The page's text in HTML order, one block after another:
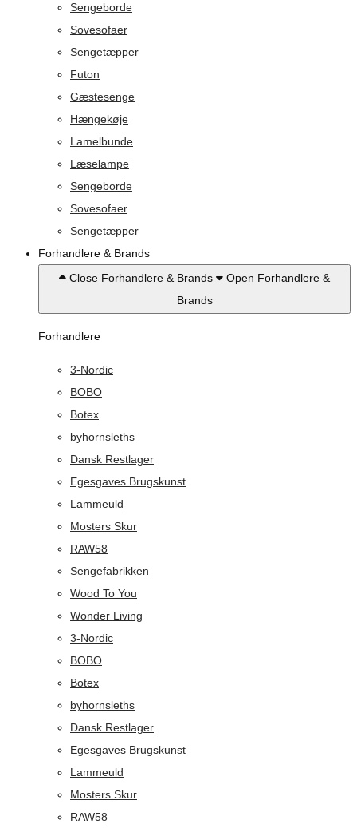
Sengeborde
Sovesofaer
Sengetæpper
Futon
Gæstesenge
Hængekøje
Lamelbunde
Læselampe
Sengeborde
Sovesofaer
Sengetæpper
Forhandlere & Brands
Close Forhandlere & Brands
Open Forhandlere &
Brands
Forhandlere
3-Nordic
BOBO
Botex
byhornsleths
Dansk Restlager
Egesgaves Brugskunst
Lammeuld
Mosters Skur
RAW58
Sengefabrikken
Wood To You
Wonder Living
3-Nordic
BOBO
Botex
byhornsleths
Dansk Restlager
Egesgaves Brugskunst
Lammeuld
Mosters Skur
RAW58